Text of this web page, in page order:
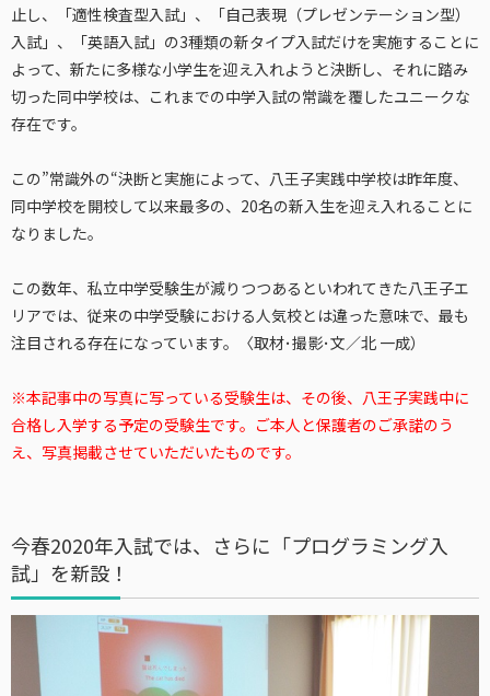
止し、「適性検査型入試」、「自己表現（プレゼンテーション型）
入試」、「英語入試」の3種類の新タイプ入試だけを実施することに
よって、新たに多様な小学生を迎え入れようと決断し、それに踏み
切った同中学校は、これまでの中学入試の常識を覆したユニークな
存在です。
この”常識外の“決断と実施によって、八王子実践中学校は昨年度、
同中学校を開校して以来最多の、20名の新入生を迎え入れることに
なりました。
この数年、私立中学受験生が減りつつあるといわれてきた八王子エ
リアでは、従来の中学受験における人気校とは違った意味で、最も
注目される存在になっています。〈取材･撮影･文／北 一成）
※本記事中の写真に写っている受験生は、その後、八王子実践中に
合格し入学する予定の受験生です。ご本人と保護者のご承諾のう
え、写真掲載させていただいたものです。
今春2020年入試では、さらに「プログラミング入
試」を新設！